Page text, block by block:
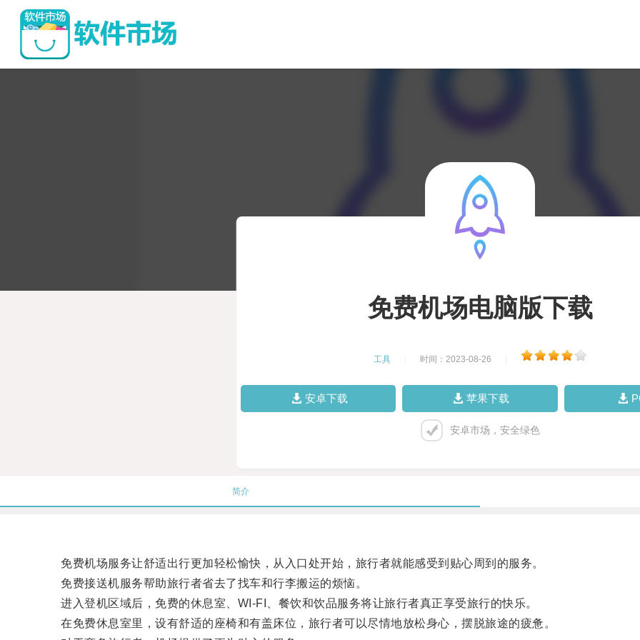
免费机场电脑版下载
工具 时间：2023-08-26
安卓下载 苹果下载
安卓市场，安全绿色
简介
免费机场服务让舒适出行更加轻松愉快，从入口处开始，旅行者就能感受到贴心周到的服务。
免费接送机服务帮助旅行者省去了找车和行李搬运的烦恼。
进入登机区域后，免费的休息室、WI-FI、餐饮和饮品服务将让旅行者真正享受旅行的快乐。
在免费休息室里，设有舒适的座椅和有盖床位，旅行者可以尽情地放松身心，摆脱旅途的疲惫。